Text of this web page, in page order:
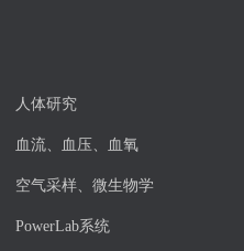
人体研究
血流、血压、血氧
空气采样、微生物学
PowerLab系统